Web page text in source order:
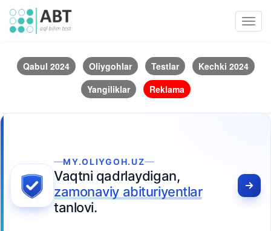
Qabul 2024 Oliygohlar Testlar
Kechki 2024
Yangiliklar
Reklama
MY.OLIYGOH.UZ
Vaqtni qadrlaydigan,
zamonaviy abituriyentlar
tanlovi.